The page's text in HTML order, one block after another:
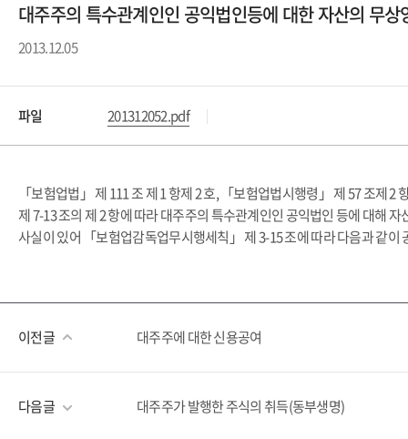
대주주의 특수관계인인 공익법인등에 대한 자산의 무상
2013.12.05
파일 201312052.pdf
「보험업법」 제 111 조 제 1 항제 2 호, 「보험업법시행령」 제 57 조제 2
제 7-13 조의 제 2 항에 따라 대주주의 특수관계인인 공익법인 등에 대해 자
사실이 있어 「보험업감독업무시행세칙」 제 3-15 조에 따라 다음과 같이
이전글 대주주에 대한 신용공여
다음글 대주주가 발행한 주식의 취득(동부생명)